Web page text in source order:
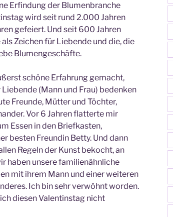
Erfindung der Blumenbranche
wird seit rund 2.000 Jahren
gefeiert. Und seit 600 Jahren
Zeichen für Liebende und die, die
Blumengeschäfte.
schöne Erfahrung gemacht,
(Mann und Frau) bedenken
Freunde, Mütter und Töchter,
Vor 6 Jahren flatterte mir
Essen in den Briefkasten,
besten Freundin Betty. Und dann
Regeln der Kunst bekocht, an
haben unsere familienähnliche
mit ihrem Mann und einer weiteren
Ich bin sehr verwöhnt worden.
diesen Valentinstag nicht